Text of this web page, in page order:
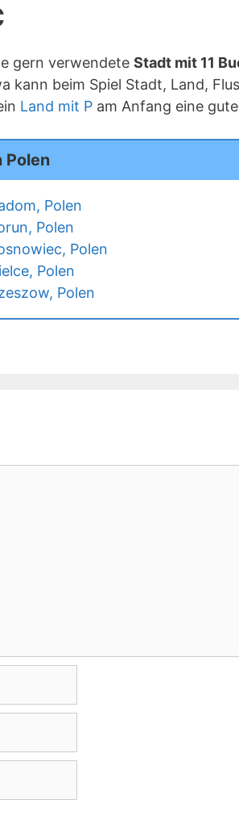
gern verwendete Stadt mit 11
kann beim Spiel Stadt, Land,
Land mit P am Anfang eine
Polen
Polen
Polen
Polen
Polen
Polen